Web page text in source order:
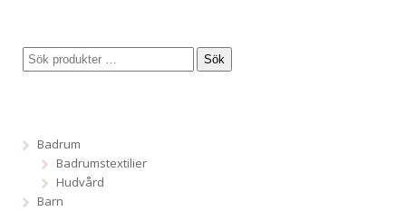
Sök
Badrum
Badrumstextilier
Hudvård
Barn